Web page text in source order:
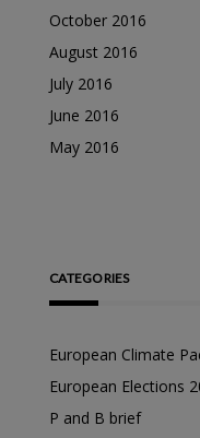
October 2016
August 2016
July 2016
June 2016
May 2016
CATEGORIES
European Climate
European Elections
P and B brief